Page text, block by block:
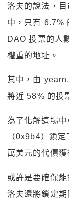
洛夫的說法，
中，只有 6.7%
DAO 投票的人
權重的地址。
其中，由
將近 58% 的投
為了化解這場
（0x9b4）鎖
萬美元的代價
或許是要確保
洛夫還將鎖定